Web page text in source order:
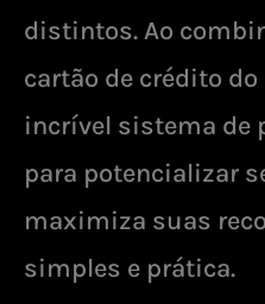
distintos. Ao
cartão de crédito
incrível sistema de
para potencializar
maximiza suas
simples e prática.